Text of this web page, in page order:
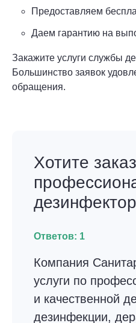
Предоставляем
Даем гарантию на
Закажите услуги службы
Большинство заявок
обращения.
Хотите
Ответов: 1
Компания
услуги по
и качественной
дезинфекции,